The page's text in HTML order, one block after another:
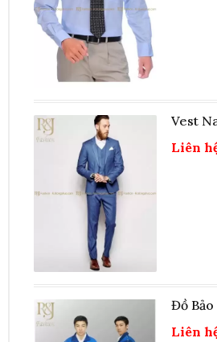
Vest
Liên
Đồ
Liên